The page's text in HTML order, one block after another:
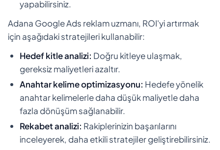
yapabilirsiniz.
Adana Google Ads reklam uzmanı, ROI'yi artırmak
için aşağıdaki stratejileri kullanabilir:
Hedef kitle analizi: Doğru kitleye ulaşmak,
gereksiz maliyetleri azaltır.
Anahtar kelime optimizasyonu: Hedefe yönelik
anahtar kelimelerle daha düşük maliyetle daha
fazla dönüşüm sağlanabilir.
Rekabet analizi: Rakiplerinizin başarılarını
inceleyerek, daha etkili stratejiler geliştirebilirsiniz.